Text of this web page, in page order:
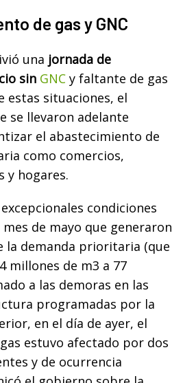
de gas y GNC
una jornada de
sin GNC y faltante de gas
estas situaciones, el
se llevaron adelante
el abastecimiento de
como comercios,
y hogares.
condiciones
de mayo que generaron
la demanda prioritaria (que
millones de m3 a 77
a las demoras en las
programadas por la
en el día de ayer, el
estuvo afectado por dos
y de ocurrencia